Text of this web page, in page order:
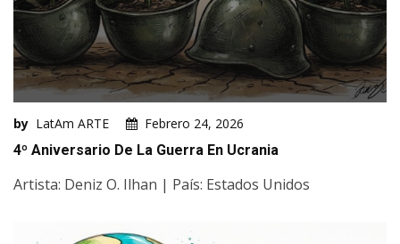
by LatAm ARTE
Febrero 24, 2026
4º Aniversario De La Guerra En Ucrania
Artista: Deniz O. Ilhan | País: Estados Unidos